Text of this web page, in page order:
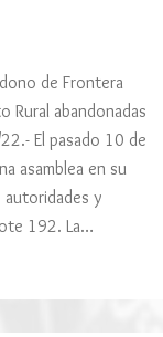
de Frontera
Rural abandonadas
El pasado 10 de
asamblea en su
y
192. La…